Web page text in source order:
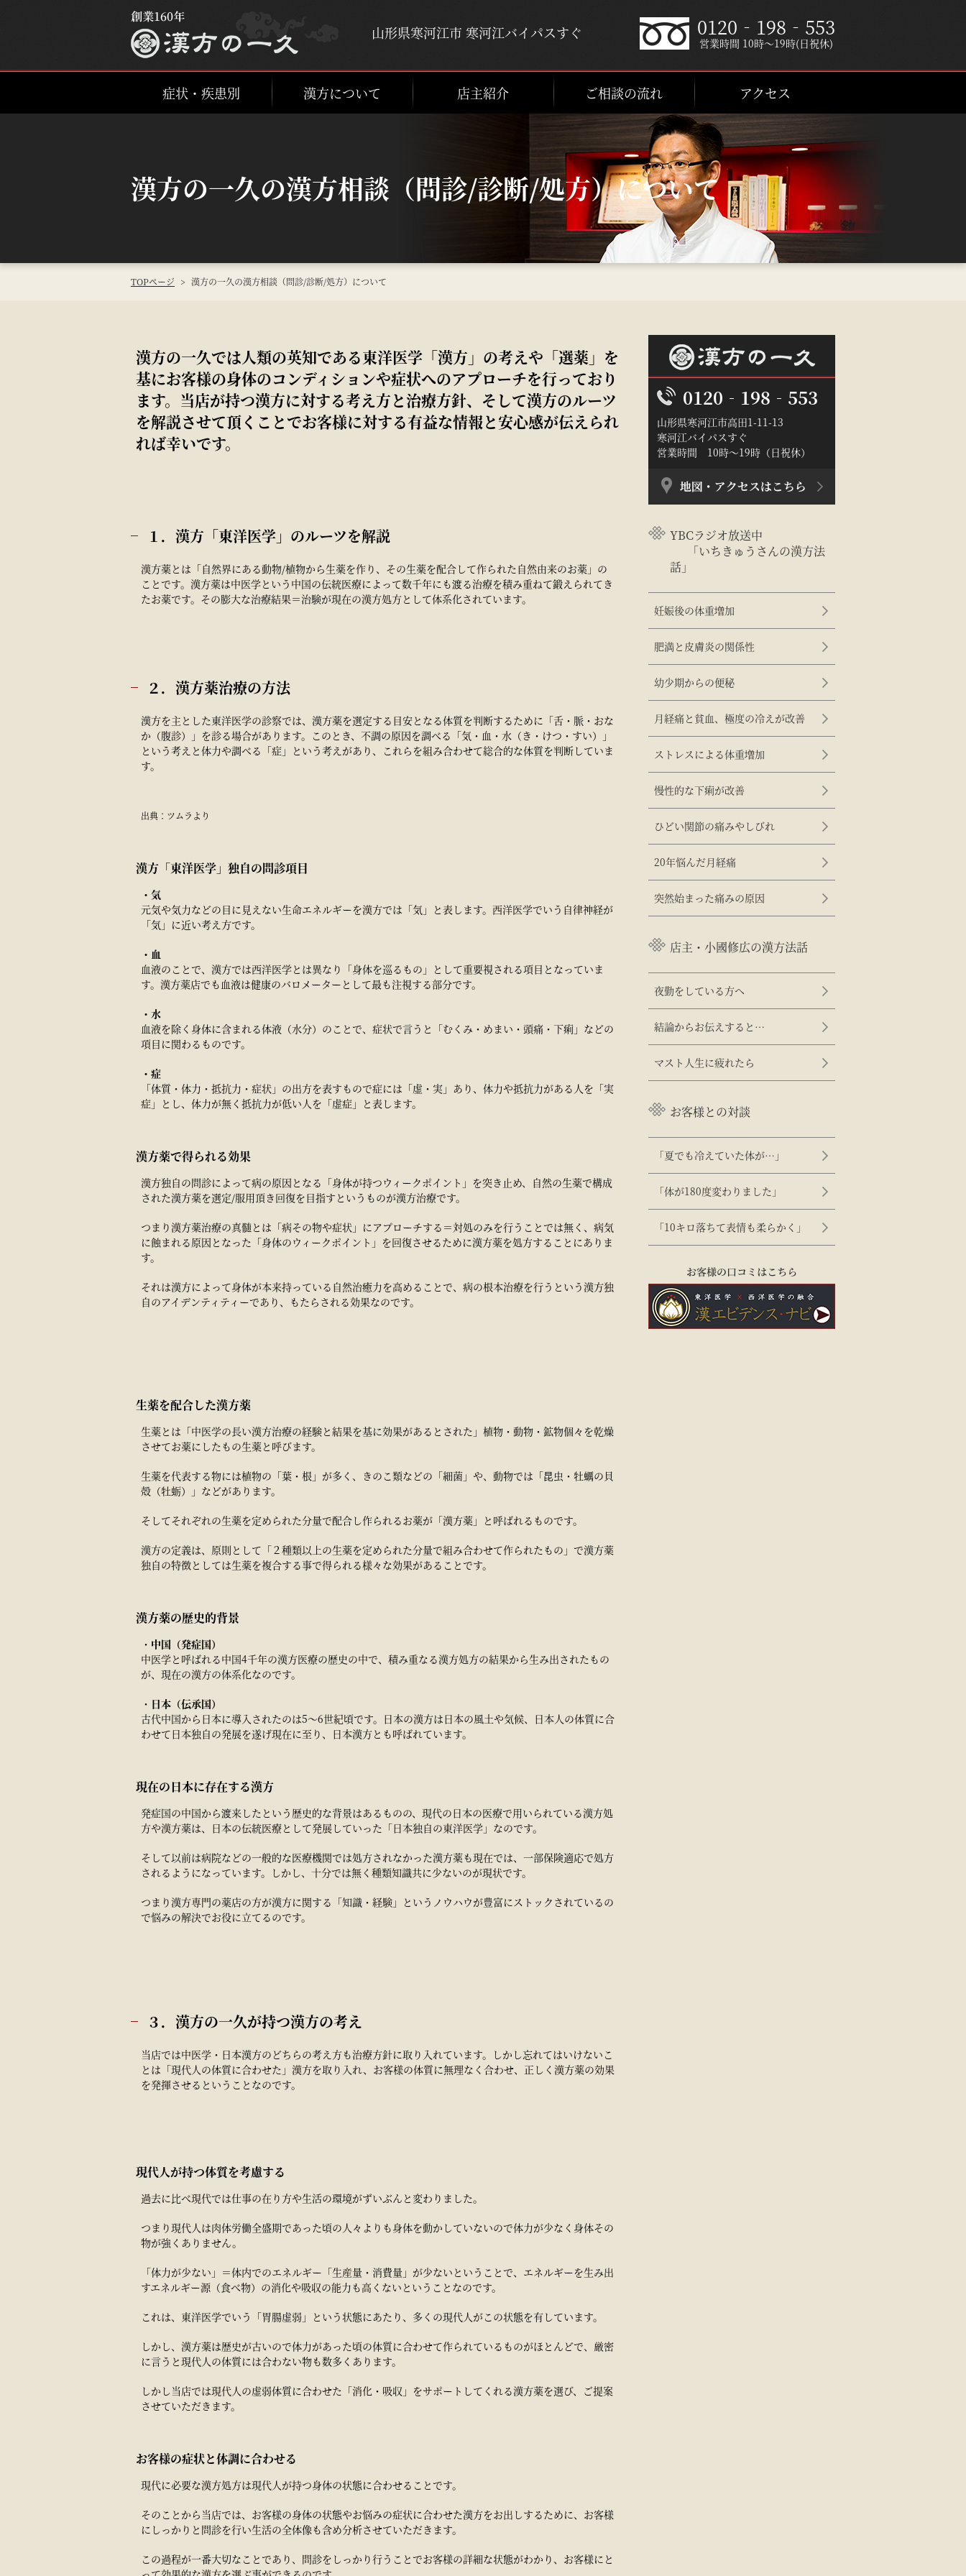
山形県寒河江市 寒河江バイパスすぐ 0120‐198‐553
営業時間 10時～19時(日祝休)
症状・疾患別 漢方について 店主紹介 ご相談の流れ アクセス
漢方の一久の漢方相談（問診/診断/処方）について
TOPページ > 漢方の一久の漢方相談（問診/診断/処方）について
漢方の一久では人類の英知である東洋医学「漢方」の考えや「選薬」を
基にお客様の身体のコンディションや症状へのアプローチを行っており
ます。当店が持つ漢方に対する考え方と治療方針、そして漢方のルーツ
を解説させて頂くことでお客様に対する有益な情報と安心感が伝えられ
れば幸いです。
１．漢方「東洋医学」のルーツを解説
漢方薬とは「自然界にある動物/植物から生薬を作り、その生薬を配合して作られた自然由来のお薬」の
ことです。漢方薬は中医学という中国の伝統医療によって数千年にも渡る治療を積み重ねて鍛えられてき
たお薬です。その膨大な治療結果＝治験が現在の漢方処方として体系化されています。
２．漢方薬治療の方法
漢方を主とした東洋医学の診察では、漢方薬を選定する目安となる体質を判断するために「舌・脈・おな
か（腹診）」を診る場合があります。このとき、不調の原因を調べる「気・血・水（き・けつ・すい）」
という考えと体力や調べる「症」という考えがあり、これらを組み合わせて総合的な体質を判断していま
す。
出典：ツムラより
漢方「東洋医学」独自の問診項目
・気
元気や気力などの目に見えない生命エネルギーを漢方では「気」と表します。西洋医学でいう自律神経が
「気」に近い考え方です。
・血
血液のことで、漢方では西洋医学とは異なり「身体を巡るもの」として重要視される項目となっていま
す。漢方薬店でも血液は健康のバロメーターとして最も注視する部分です。
・水
血液を除く身体に含まれる体液（水分）のことで、症状で言うと「むくみ・めまい・頭痛・下痢」などの
項目に関わるものです。
・症
「体質・体力・抵抗力・症状」の出方を表すもので症には「虚・実」あり、体力や抵抗力がある人を「実
症」とし、体力が無く抵抗力が低い人を「虚症」と表します。
漢方薬で得られる効果
漢方独自の問診によって病の原因となる「身体が持つウィークポイント」を突き止め、自然の生薬で構成
された漢方薬を選定/服用頂き回復を目指すというものが漢方治療です。
つまり漢方薬治療の真髄とは「病その物や症状」にアプローチする＝対処のみを行うことでは無く、病気
に蝕まれる原因となった「身体のウィークポイント」を回復させるために漢方薬を処方することにありま
す。
それは漢方によって身体が本来持っている自然治癒力を高めることで、病の根本治療を行うという漢方独
自のアイデンティティーであり、もたらされる効果なのです。
生薬を配合した漢方薬
生薬とは「中医学の長い漢方治療の経験と結果を基に効果があるとされた」植物・動物・鉱物個々を乾燥
させてお薬にしたもの生薬と呼びます。
生薬を代表する物には植物の「葉・根」が多く、きのこ類などの「細菌」や、動物では「昆虫・牡蠣の貝
殻（牡蛎）」などがあります。
そしてそれぞれの生薬を定められた分量で配合し作られるお薬が「漢方薬」と呼ばれるものです。
漢方の定義は、原則として「２種類以上の生薬を定められた分量で組み合わせて作られたもの」で漢方薬
独自の特徴としては生薬を複合する事で得られる様々な効果があることです。
漢方薬の歴史的背景
・ 中国（発症国）
中医学と呼ばれる中国4千年の漢方医療の歴史の中で、積み重なる漢方処方の結果から生み出されたもの
が、現在の漢方の体系化なのです。
・ 日本（伝承国）
古代中国から日本に導入されたのは5～6世紀頃です。日本の漢方は日本の風土や気候、日本人の体質に合
わせて日本独自の発展を遂げ現在に至り、日本漢方とも呼ばれています。
現在の日本に存在する漢方
発症国の中国から渡来したという歴史的な背景はあるものの、現代の日本の医療で用いられている漢方処
方や漢方薬は、日本の伝統医療として発展していった「日本独自の東洋医学」なのです。
そして以前は病院などの一般的な医療機関では処方されなかった漢方薬も現在では、一部保険適応で処方
されるようになっています。しかし、十分では無く種類知識共に少ないのが現状です。
つまり漢方専門の薬店の方が漢方に関する「知識・経験」というノウハウが豊富にストックされているの
で悩みの解決でお役に立てるのです。
３．漢方の一久が持つ漢方の考え
当店では中医学・日本漢方のどちらの考え方も治療方針に取り入れています。しかし忘れてはいけないこ
とは「現代人の体質に合わせた」漢方を取り入れ、お客様の体質に無理なく合わせ、正しく漢方薬の効果
を発揮させるということなのです。
現代人が持つ体質を考慮する
過去に比べ現代では仕事の在り方や生活の環境がずいぶんと変わりました。
つまり現代人は肉体労働全盛期であった頃の人々よりも身体を動かしていないので体力が少なく身体その
物が強くありません。
「体力が少ない」＝体内でのエネルギー「生産量・消費量」が少ないということで、エネルギーを生み出
すエネルギー源（食べ物）の消化や吸収の能力も高くないということなのです。
これは、東洋医学でいう「胃腸虚弱」という状態にあたり、多くの現代人がこの状態を有しています。
しかし、漢方薬は歴史が古いので体力があった頃の体質に合わせて作られているものがほとんどで、厳密
に言うと現代人の体質には合わない物も数多くあります。
しかし当店では現代人の虚弱体質に合わせた「消化・吸収」をサポートしてくれる漢方薬を選び、ご提案
させていただきます。
お客様の症状と体調に合わせる
現代に必要な漢方処方は現代人が持つ身体の状態に合わせることです。
そのことから当店では、お客様の身体の状態やお悩みの症状に合わせた漢方をお出しするために、お客様
にしっかりと問診を行い生活の全体像も含め分析させていただきます。
この過程が一番大切なことであり、問診をしっかり行うことでお客様の詳細な状態がわかり、お客様にと
0120‐198‐553
山形県寒河江市高田1-11-13
寒河江バイパスすぐ
営業時間 10時～19時（日祝休）
YBCラジオ放送中
「いちきゅうさんの漢方法
話」
妊娠後の体重増加
肥満と皮膚炎の関係性
幼少期からの便秘
月経痛と貧血、極度の冷えが改善
ストレスによる体重増加
慢性的な下痢が改善
ひどい関節の痛みやしびれ
20年悩んだ月経痛
突然始まった痛みの原因
店主・小國修広の漢方法話
夜勤をしている方へ
結論からお伝えすると…
マスト人生に疲れたら
お客様との対談
「夏でも冷えていた体が…」
「体が180度変わりました」
「10キロ落ちて表情も柔らかく」